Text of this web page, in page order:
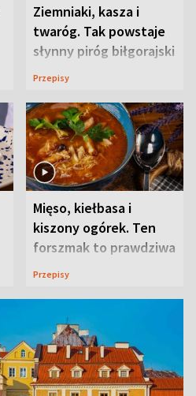
Ziemniaki, kasza i
twaróg. Tak powstaje
słynny piróg biłgorajski
Przepisy
Mięso, kiełbasa i
kiszony ogórek. Ten
forszmak to prawdziwa
uczta
Przepisy